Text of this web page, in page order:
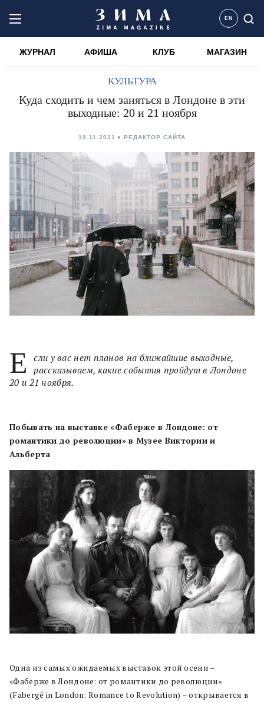
EN
ЖУРНАЛ АФИША КЛУБ МАГАЗИН
КУЛЬТУРА
Куда сходить и чем заняться в Лондоне в эти
выходные: 20 и 21 ноября
19.11.2021 РЕДАКТОР САЙТА
Е
сли у вас нет планов на ближайшие выходные,
рассказываем, какие события пройдут в Лондоне
20 и 21 ноября.
Побывать на выставке «Фаберже в Лондоне: от
романтики до революции» в Музее Виктории и
Альберта
Одна из самых ожидаемых выставок этой осени –
«Фаберже в Лондоне: от романтики до революции»
(Fabergé in London: Romance to Revolution) – открывается в